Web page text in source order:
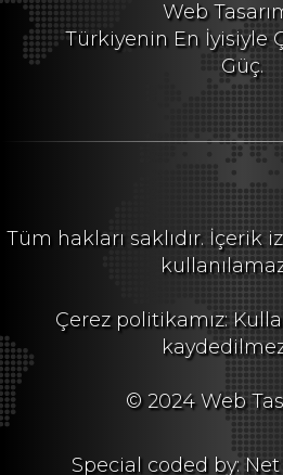
Web
Türkiyenin En İyisiyle
Güç.
Tüm hakları saklıdır. İçerik
Çerez politikamız:
© 2024 Web
Special coded by: